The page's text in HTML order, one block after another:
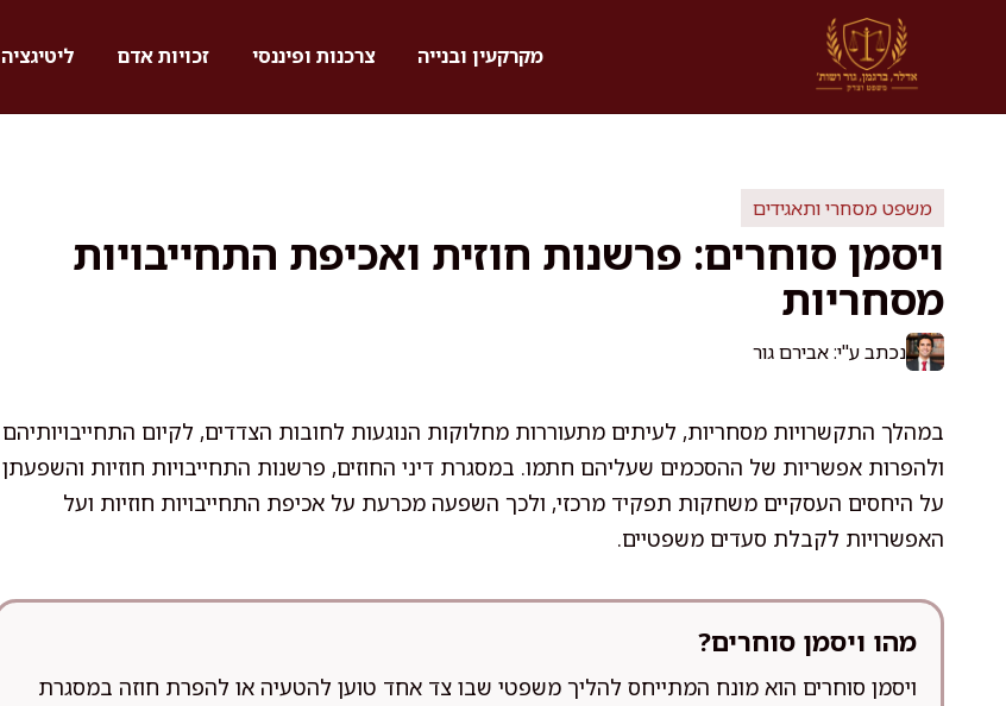
מקרקעין ובנייה צרכנות ופיננסי זכויות אדם ליטיגציה
משפט מסחרי ותאגידים
ויסמן סוחרים: פרשנות חוזית ואכיפת התחייבויות
מסחריות
נכתב ע"י: אבירם גור
במהלך התקשרויות מסחריות, לעיתים מתעוררות מחלוקות הנוגעות לחובות הצדדים, לקיום התחייבויותיהם
ולהפרות אפשריות של ההסכמים שעליהם חתמו. במסגרת דיני החוזים, פרשנות התחייבויות חוזיות והשפעתן
על היחסים העסקיים משחקות תפקיד מרכזי, ולכך השפעה מכרעת על אכיפת התחייבויות חוזיות ועל
האפשרויות לקבלת סעדים משפטיים.
מהו ויסמן סוחרים?
ויסמן סוחרים הוא מונח המתייחס להליך משפטי שבו צד אחד טוען להטעיה או להפרת חוזה במסגרת